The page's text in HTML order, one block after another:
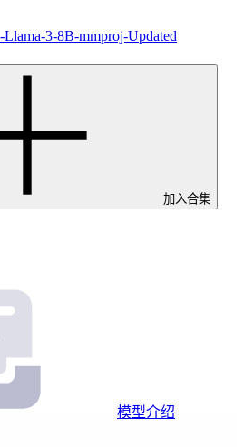
3-8B-mmproj-Updated
加入合集
模型介绍